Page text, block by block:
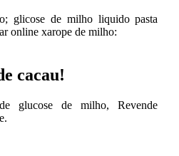
glicose de milho liquido pasta
online xarope de milho:
cacau!
glucose de milho, Revende